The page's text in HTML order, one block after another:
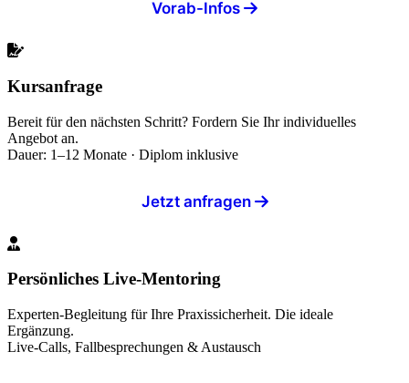
Vorab-Infos
Kursanfrage
Bereit für den nächsten Schritt? Fordern Sie Ihr individuelles
Angebot an.
Dauer: 1–12 Monate · Diplom inklusive
Jetzt anfragen
Persönliches Live-Mentoring
Experten-Begleitung für Ihre Praxissicherheit. Die ideale
Ergänzung.
Live-Calls, Fallbesprechungen & Austausch